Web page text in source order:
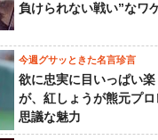
負けられない戦い”なワ
今週グサッときた名言珍言
欲に忠実に目いっぱい
が、紅しょうが熊元プ
思議な魅力